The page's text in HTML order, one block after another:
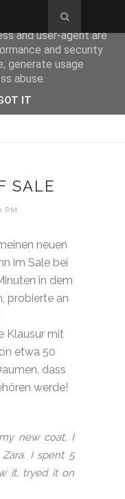
SALE
PM
neuen
im Sale bei
in dem
probierte an
Klausur mit
etwa 50
dass
werde!
new coat, I
I spent 5
it, tryed it on
to deliver its services
and user-agent are
and security
generate usage
abuse.
IT